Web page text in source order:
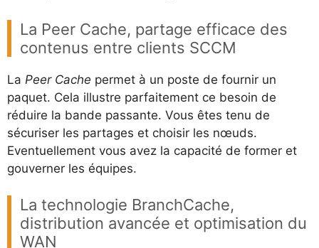
La Peer Cache, partage efficace des
contenus entre clients SCCM
La Peer Cache permet à un poste de fournir un
paquet. Cela illustre parfaitement ce besoin de
réduire la bande passante. Vous êtes tenu de
sécuriser les partages et choisir les nœuds.
Eventuellement vous avez la capacité de former et
gouverner les équipes.
La technologie BranchCache,
distribution avancée et optimisation du
WAN